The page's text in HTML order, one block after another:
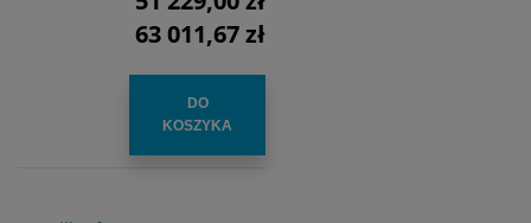
63 011,67 zł
DO
KOSZYKA